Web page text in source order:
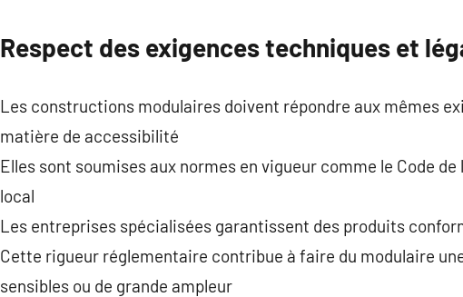
Respect des exigences techniques et
Les constructions modulaires doivent répondre aux mêmes
matière de accessibilité
Elles sont soumises aux normes en vigueur comme le Code
local
Les entreprises spécialisées garantissent des produits
Cette rigueur réglementaire contribue à faire du modulaire
sensibles ou de grande ampleur